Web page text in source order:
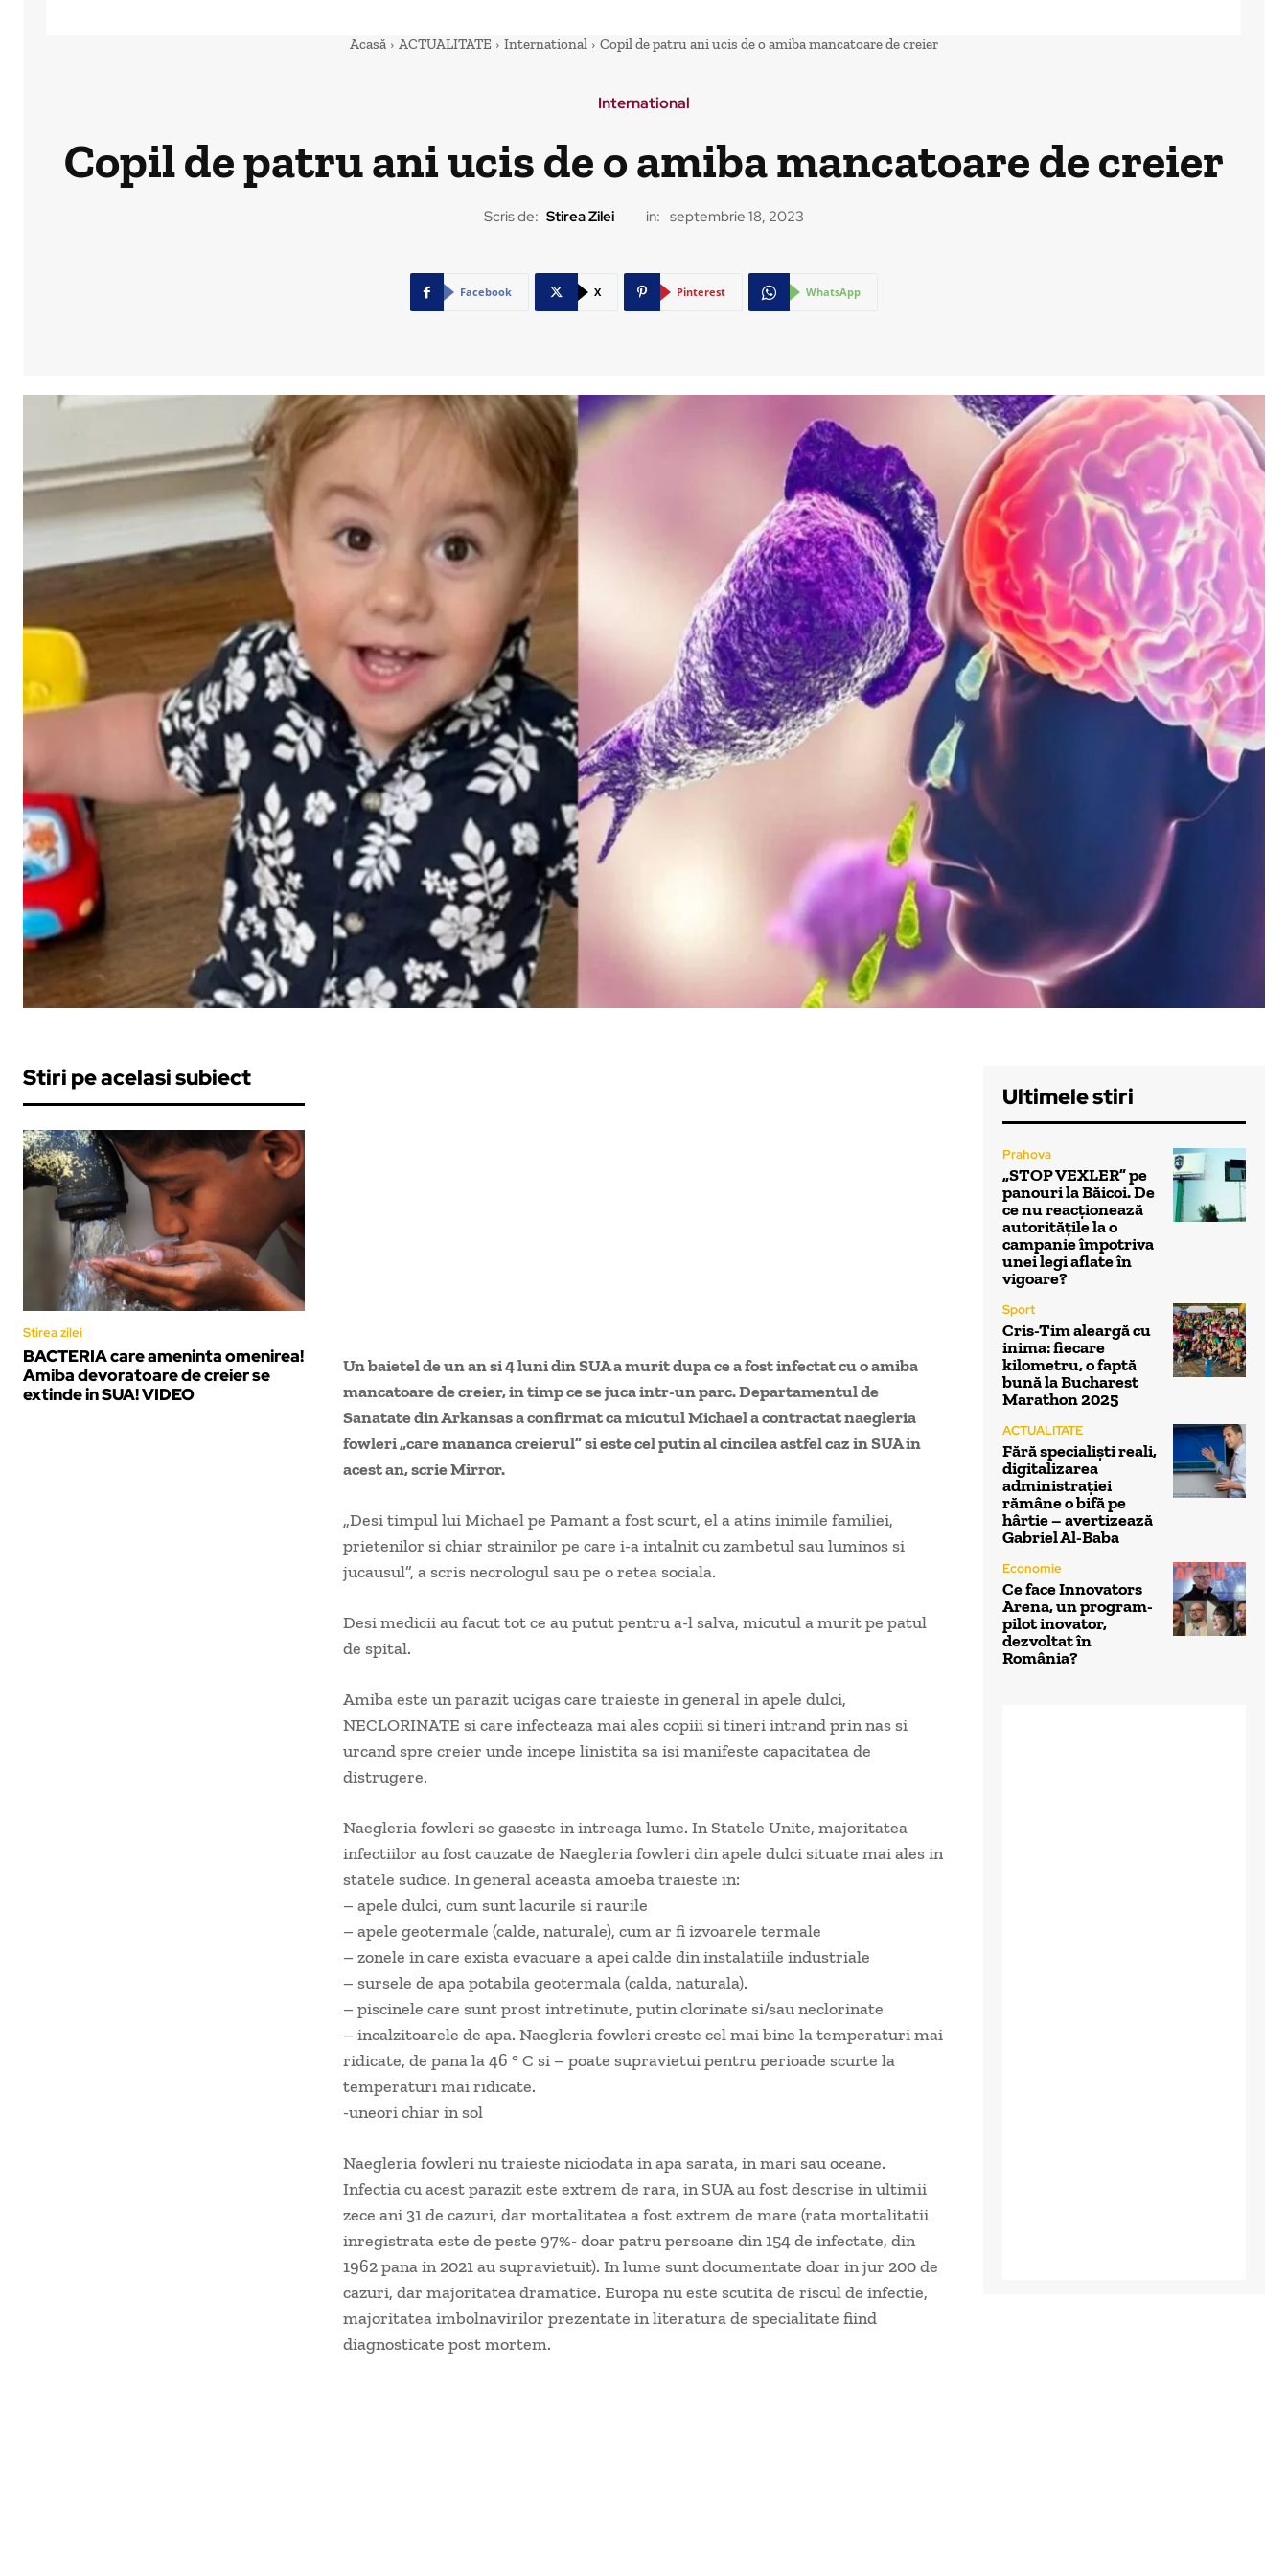
Acasă ACTUALITATE International Copil de patru ani ucis de o amiba mancatoare de creier
International
Copil de patru ani ucis de o amiba mancatoare de creier
Scris de: Stirea Zilei in: septembrie 18, 2023
Facebook X Pinterest WhatsApp
Stiri pe acelasi subiect
Stirea zilei
BACTERIA care ameninta omenirea!
Amiba devoratoare de creier se
extinde in SUA! VIDEO
Un baietel de un an si 4 luni din SUA a murit dupa ce a fost infectat cu o amiba
mancatoare de creier, in timp ce se juca intr-un parc. Departamentul de
Sanatate din Arkansas a confirmat ca micutul Michael a contractat naegleria
fowleri „care mananca creierul” si este cel putin al cincilea astfel caz in SUA in
acest an, scrie Mirror.
„Desi timpul lui Michael pe Pamant a fost scurt, el a atins inimile familiei,
prietenilor si chiar strainilor pe care i-a intalnit cu zambetul sau luminos si
jucausul”, a scris necrologul sau pe o retea sociala.
Desi medicii au facut tot ce au putut pentru a-l salva, micutul a murit pe patul
de spital.
Amiba este un parazit ucigas care traieste in general in apele dulci,
NECLORINATE si care infecteaza mai ales copiii si tineri intrand prin nas si
urcand spre creier unde incepe linistita sa isi manifeste capacitatea de
distrugere.
Naegleria fowleri se gaseste in intreaga lume. In Statele Unite, majoritatea
infectiilor au fost cauzate de Naegleria fowleri din apele dulci situate mai ales in
statele sudice. In general aceasta amoeba traieste in:
– apele dulci, cum sunt lacurile si raurile
– apele geotermale (calde, naturale), cum ar fi izvoarele termale
– zonele in care exista evacuare a apei calde din instalatiile industriale
– sursele de apa potabila geotermala (calda, naturala).
– piscinele care sunt prost intretinute, putin clorinate si/sau neclorinate
– incalzitoarele de apa. Naegleria fowleri creste cel mai bine la temperaturi mai
ridicate, de pana la 46 ° C si – poate supravietui pentru perioade scurte la
temperaturi mai ridicate.
-uneori chiar in sol
Naegleria fowleri nu traieste niciodata in apa sarata, in mari sau oceane.
Infectia cu acest parazit este extrem de rara, in SUA au fost descrise in ultimii
zece ani 31 de cazuri, dar mortalitatea a fost extrem de mare (rata mortalitatii
inregistrata este de peste 97%- doar patru persoane din 154 de infectate, din
1962 pana in 2021 au supravietuit). In lume sunt documentate doar in jur 200 de
cazuri, dar majoritatea dramatice. Europa nu este scutita de riscul de infectie,
majoritatea imbolnavirilor prezentate in literatura de specialitate fiind
diagnosticate post mortem.
Ultimele stiri
Prahova
„STOP VEXLER” pe
panouri la Băicoi. De
ce nu reacționează
autoritățile la o
campanie împotriva
unei legi aflate în
vigoare?
Sport
Cris-Tim aleargă cu
inima: fiecare
kilometru, o faptă
bună la Bucharest
Marathon 2025
ACTUALITATE
Fără specialiști reali,
digitalizarea
administrației
rămâne o bifă pe
hârtie – avertizează
Gabriel Al-Baba
Economie
Ce face Innovators
Arena, un program-
pilot inovator,
dezvoltat în
România?